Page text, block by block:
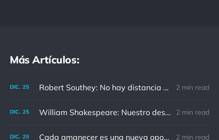
Más Artículos:
DIC. 25 Robert Southey: No hay distancia o tiempo que pueda disminuir la amistad de aquellos que están completamente convencidos del valor del otro 2 min read
DIC. 25 William Shakespeare: Nuestro destino está en las estrellas, así que levantemos nuestros ojos al cielo 2 min read
DIC. 25 Cada amanecer es una nueva oportunidad 2 min read